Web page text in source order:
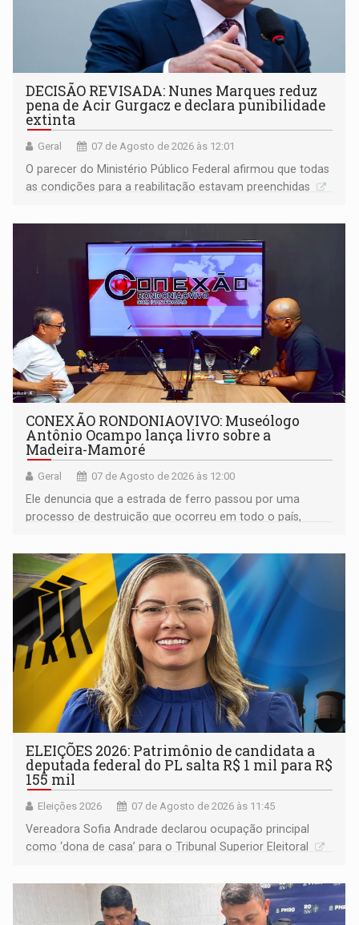
DECISÃO REVISADA: Nunes Marques reduz
pena de Acir Gurgacz e declara punibilidade
extinta
Geral 07 de Agosto de 2026 às 12:01
O parecer do Ministério Público Federal afirmou que todas
as condições para a reabilitação estavam preenchidas
CONEXÃO RONDONIAOVIVO: Museólogo
Antônio Ocampo lança livro sobre a
Madeira-Mamoré
Geral 07 de Agosto de 2026 às 12:00
Ele denuncia que a estrada de ferro passou por uma
processo de destruição que ocorreu em todo o país,
ELEIÇÕES 2026: Patrimônio de candidata a
deputada federal do PL salta R$ 1 mil para R$
155 mil
Eleições 2026 07 de Agosto de 2026 às 11:45
Vereadora Sofia Andrade declarou ocupação principal
como ‘dona de casa’ para o Tribunal Superior Eleitoral